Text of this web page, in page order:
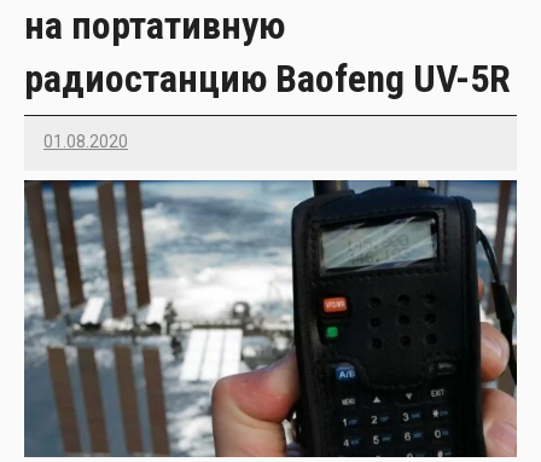
на портативную
радиостанцию Baofeng UV-5R
01.08.2020
Imatvey